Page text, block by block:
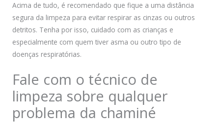
Acima de tudo, é recomendado que fique a uma distância
segura da limpeza para evitar respirar as cinzas ou outros
detritos. Tenha por isso, cuidado com as crianças e
especialmente com quem tiver asma ou outro tipo de
doenças respiratórias.
Fale com o técnico de
limpeza sobre qualquer
problema da chaminé